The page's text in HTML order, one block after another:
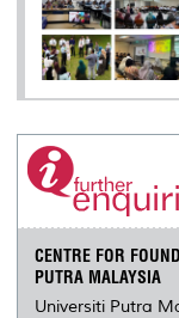
CENTRE FOR
PUTRA MALAYSIA
Universiti Putra